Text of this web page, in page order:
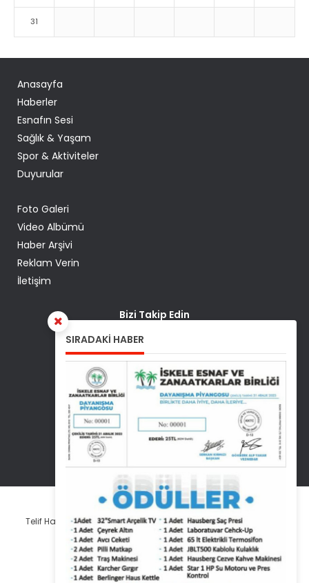
SIRADAKİ HABER
31
Anasayfa
Haberler
Esnafın Sesi
Sağlık & Yaşam
Spor & Aktiviteler
Duyurular
Foto Galeri
Video Albümü
Haber Arşivi
Reklam Verin
İletişim
Bizi Takip Edin
Facebook
Twitter
Instagram
Youtube
Telif Hakkı © 2026 İskele Esnaf ve Zanaatkarlar Birliği Gazetesi.
Tüm Hakları Saklıdır.